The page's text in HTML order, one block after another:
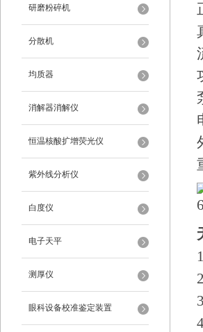
研磨粉碎机
分散机
均质器
消解器消解仪
恒温核酸扩增荧光仪
紫外线分析仪
白度仪
电子天平
测厚仪
眼科设备校准鉴定装置